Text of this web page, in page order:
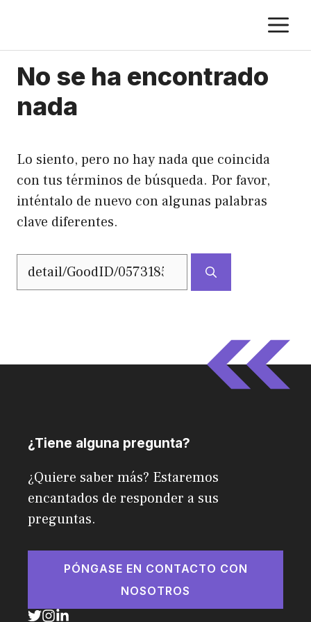
contenido
No se ha encontrado
nada
Lo siento, pero no hay nada que coincida
con tus términos de búsqueda. Por favor,
inténtalo de nuevo con algunas palabras
clave diferentes.
Buscar:
¿Tiene alguna pregunta?
¿Quiere saber más? Estaremos
encantados de responder a sus
preguntas.
PÓNGASE EN CONTACTO CON
NOSOTROS